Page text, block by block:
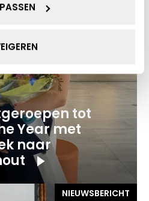
tot
Year met
naar
NIEUWSBERICHT